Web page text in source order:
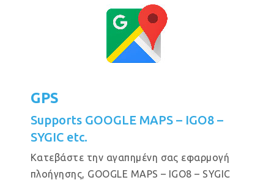
GPS
Supports GOOGLE MAPS – IGO8 –
SYGIC etc.
Κατεβάστε την αγαπημένη σας εφαρμογή
πλοήγησης, GOOGLE MAPS – IGO8 – SYGIC